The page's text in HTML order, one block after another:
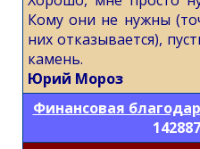
Кому они не нужны
них отказывается),
камень.
Юрий Мороз
Финансовая